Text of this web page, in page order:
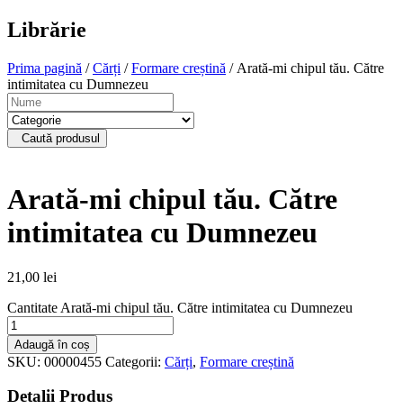
Librărie
Prima pagină /Cărți /Formare creștină / Arată-mi chipul tău. Către
intimitatea cu Dumnezeu
Caută produsul
Arată-mi chipul tău. Către
intimitatea cu Dumnezeu
21,00 lei
Cantitate Arată-mi chipul tău. Către intimitatea cu Dumnezeu
Adaugă în coș
SKU: 00000455 Categorii: Cărți, Formare creștină
Detalii Produs